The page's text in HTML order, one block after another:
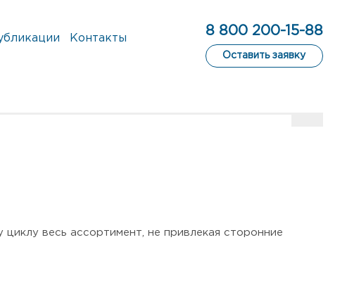
Контакты
8 800 200-15-88
Оставить заявку
весь ассортимент, не привлекая сторонние